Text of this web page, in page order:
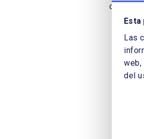
Esta
Las
web,
del
como